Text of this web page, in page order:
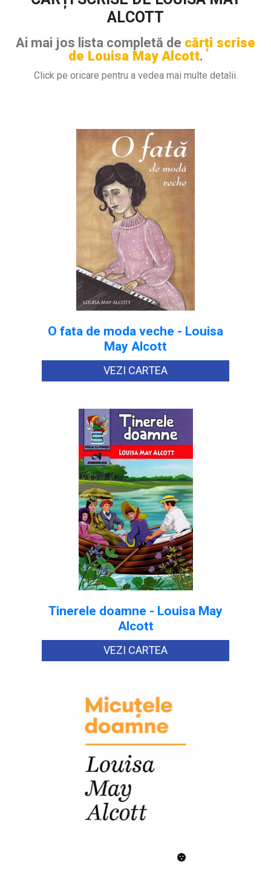
ALCOTT
Ai mai jos lista completă de cărți scrise
de Louisa May Alcott.
Click pe oricare pentru a vedea mai multe detalii.
O fata de moda veche - Louisa
May Alcott
VEZI CARTEA
Tinerele doamne - Louisa May
Alcott
VEZI CARTEA